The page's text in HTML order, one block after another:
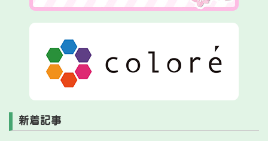
新着記事